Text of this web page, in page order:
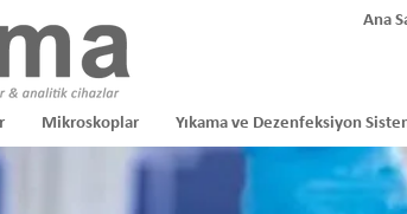
Mikroskoplar Yıkama ve Dezenfeksiyon
Ana